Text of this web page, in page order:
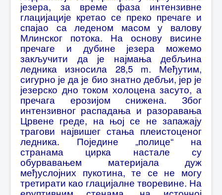
језера, за време фаза интензивне
глацијације кретао се преко пречаге и
спајао са леденом масом у валову
Млинског потока. На основу висине
пречаге и дубине језера можемо
закључити да је најмања дебљина
ледника износила 28,5 m. Међутим,
сигурно је да је био знатно дебљи, јер је
језерско дно током холоцена засуто, а
пречага ерозијом снижена. Због
интензивног распадања и разоравања
Црвене греде, на њој се не запажају
трагови највишег стања плеистоценог
ледника. Поједине „полице“ на
странама цирка настале су
обурвавањем материјала дуж
међуслојних пукотина, те се не могу
третирати као глацијалне творевине. На